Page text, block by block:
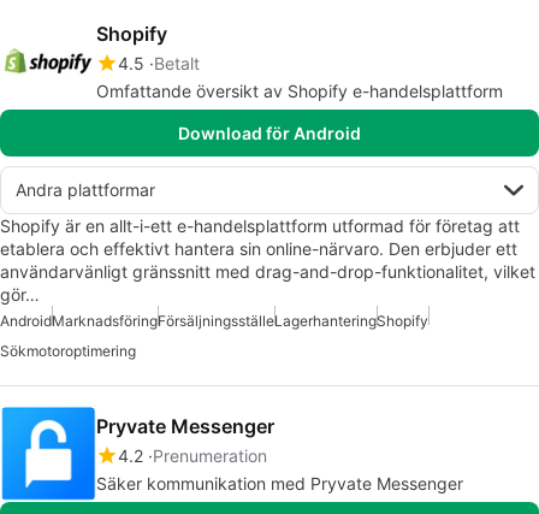
Shopify
4.5 Betalt
Omfattande översikt av Shopify e-handelsplattform
Download för Android
Andra plattformar
Shopify är en allt-i-ett e-handelsplattform utformad för företag att
etablera och effektivt hantera sin online-närvaro. Den erbjuder ett
användarvänligt gränssnitt med drag-and-drop-funktionalitet, vilket
gör…
AndroidMarknadsföringFörsäljningsställeLagerhanteringShopify
Sökmotoroptimering
Pryvate Messenger
4.2 Prenumeration
Säker kommunikation med Pryvate Messenger